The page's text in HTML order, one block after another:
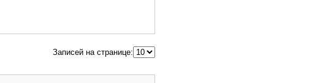
Записей на странице: